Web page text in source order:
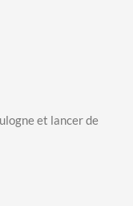
et lancer de